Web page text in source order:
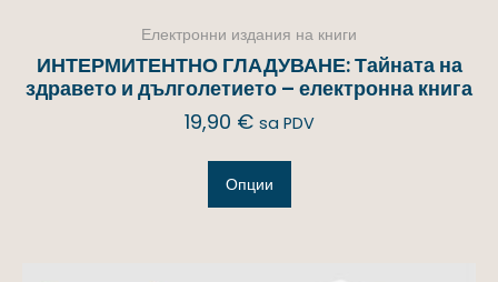
Електронни издания на книги
ИНТЕРМИТЕНТНО ГЛАДУВАНЕ: Тайната на
здравето и дълголетието – електронна книга
19,90 € sa PDV
Опции